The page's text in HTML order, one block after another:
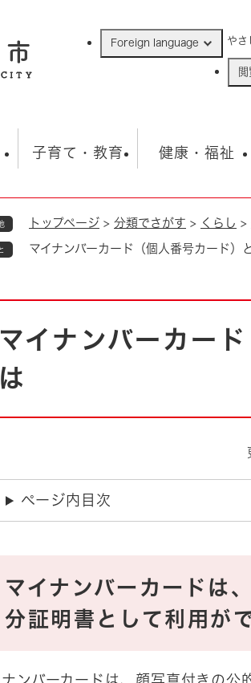
Foreign language やさ
住民票・戸籍
・動物 救急・消防
上水道・下水道
・公園
地域コミュニティ・ボ
・交通
とじる
子育て・教育
学校 子
健康・福祉
福祉・健康
観光
トップページ > 分類でさがす > くらし >
マイナンバーカード（個人番号カード）
マイナンバーカー
は
ページ内目次
マイナンバーカードは
分証明書として利用が
ナンバーカードは、顔写真付きの公